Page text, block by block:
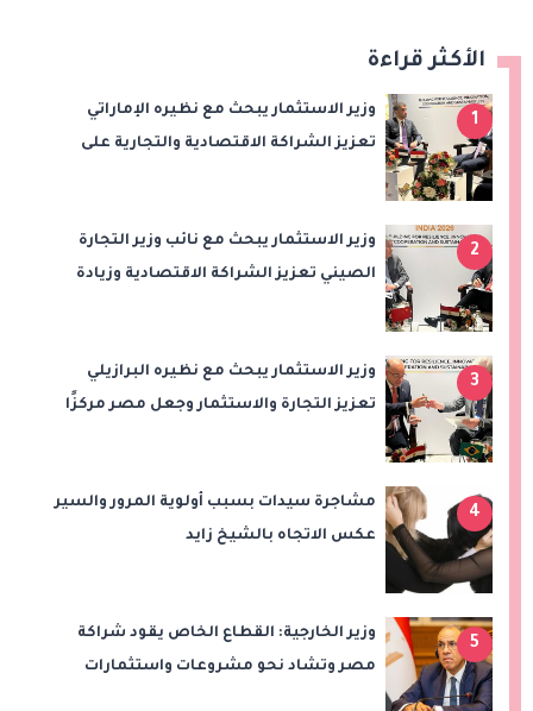
الأكثر قراءة
1
وزير الاستثمار يبحث مع نظيره الإماراتي
تعزيز الشراكة الاقتصادية والتجارية على
2
وزير الاستثمار يبحث مع نائب وزير التجارة
الصيني تعزيز الشراكة الاقتصادية وزيادة
3
وزير الاستثمار يبحث مع نظيره البرازيلي
تعزيز التجارة والاستثمار وجعل مصر مركزًا
4
مشاجرة سيدات بسبب أولوية المرور والسير
عكس الاتجاه بالشيخ زايد
5
وزير الخارجية: القطاع الخاص يقود شراكة
مصر وتشاد نحو مشروعات واستثمارات